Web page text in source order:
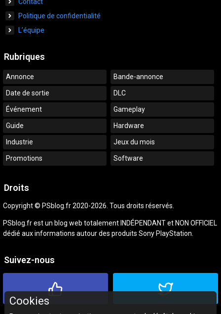
Politique de confidentialité
L’équipe
Rubriques
Annonce Bande-annonce
Date de sortie DLC
Événement Gameplay
Guide Hardware
Industrie Jeux du mois
Promotions Software
Droits
Copyright © PSblog.fr 2020-2026. Tous droits réservés.
PSblog.fr est un blog web totalement INDÉPENDANT et NON OFFICIEL
dédié aux informations autour des produits Sony PlayStation.
Suivez-nous
Cookies